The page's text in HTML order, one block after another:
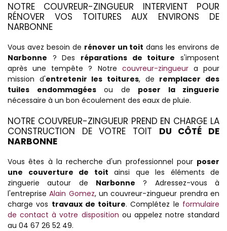
NOTRE COUVREUR-ZINGUEUR INTERVIENT POUR
RÉNOVER VOS TOITURES AUX ENVIRONS DE
NARBONNE
Vous avez besoin de rénover un toit dans les environs de
Narbonne ? Des réparations de toiture s'imposent
après une tempête ? Notre couvreur-zingueura pour
mission d'entretenir les toitures, de remplacer des
tuiles endommagéesou de poser la zinguerie
nécessaire à un bon écoulement des eaux de pluie.
NOTRE COUVREUR-ZINGUEUR PREND EN CHARGE LA
CONSTRUCTION DE VOTRE TOIT DU CÔTÉ DE
NARBONNE
Vous êtes à la recherche d'un professionnel pour poser
une couverture de toit ainsi que les éléments de
zinguerie autour de Narbonne ? Adressez-vous à
l'entrepriseAlain Gomez, un couvreur-zingueur prendra en
charge vos travaux de toiture. Complétez le formulaire
de contact à votre disposition ou appelez notre standard
au 04 67 26 52 49.